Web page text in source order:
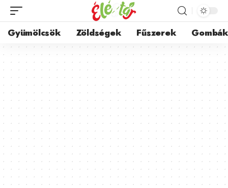
Gyümölcsök Zöldségek Fűszerek Gombák